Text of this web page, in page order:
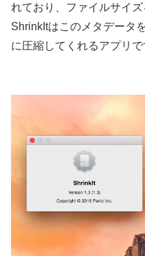
れており、ファイルサイズ
ShrinkItはこのメタデータ
に圧縮してくれるアプリで